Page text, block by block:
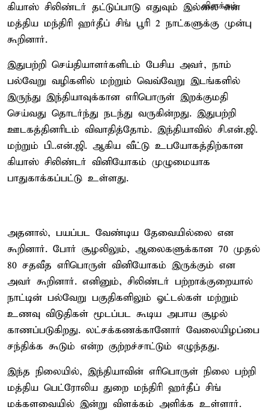
கியாஸ் சிலிண்டர் தட்டுப்பாடு எதுவும் இல்லை என
மத்திய மந்திரி ஹர்தீப் சிங் பூரி 2 நாட்களுக்கு முன்பு
கூறினார்.
இதுபற்றி செய்தியாளர்களிடம் பேசிய அவர், நாம்
பல்வேறு வழிகளில் மற்றும் வெவ்வேறு இடங்களில்
இருந்து இந்தியாவுக்கான எரிபொருள் இறக்குமதி
செய்வது தொடர்ந்து நடந்து வருகின்றது. இதுபற்றி
ஊடகத்தினரிடம் விவாதித்தோம். இந்தியாவில் சி.என்.ஜி.
மற்றும் பி..என்.ஜி. ஆகிய வீட்டு உபயோகத்திற்கான
கியாஸ் சிலிண்டர் வினியோகம் முழுமையாக
பாதுகாக்கப்பட்டு உள்ளது.
அதனால், பயப்பட வேண்டிய தேவையில்லை என
கூறினார். போர் சூழலிலும், ஆலைகளுக்கான 70 முதல்
80 சதவீத எரிபொருள் வினியோகம் இருக்கும் என
அவர் கூறினார். எனினும், சிலிண்டர் பற்றாக்குறையால்
நாட்டின் பல்வேறு பகுதிகளிலும் ஓட்டல்கள் மற்றும்
உணவு விடுதிகள் மூடப்பட கூடிய அபாய சூழல்
காணப்படுகிறது. லட்சக்கணக்கானோர் வேலையிழப்பை
சந்திக்க கூடும் என்ற குற்றச்சாட்டும் எழுந்தது.
இந்த நிலையில், இந்தியாவின் எரிபொருள் நிலை பற்றி
மத்திய பெட்ரோலிய துறை மந்திரி ஹர்தீப் சிங்
மக்களவையில் இன்று விளக்கம் அளிக்க உள்ளார்.